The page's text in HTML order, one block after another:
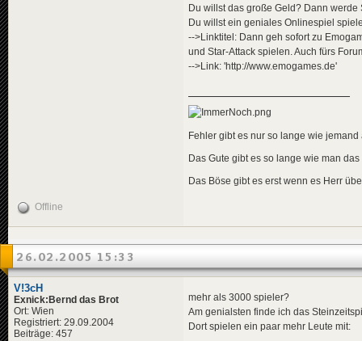
Du willst das große Geld? Dann
Du willst ein geniales Onlinespiel
-->Linktitel: Dann geh sofort zu
und Star-Attack spielen. Auch fürs
-->Link: 'http://www.emogames.de'
Fehler gibt es nur so lange wie jemand
Das Gute gibt es so lange wie man
Das Böse gibt es erst wenn es Herr
Offline
26.02.2005 15:33
V!3cH
Exnick:Bernd das Brot
Ort: Wien
Registriert: 29.09.2004
Beiträge: 457
mehr als 3000 spieler?
Am genialsten finde ich das
Dort spielen ein paar mehr Leute mit: